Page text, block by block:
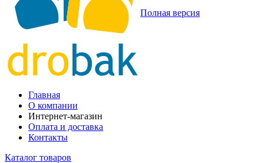
Полная версия
Главная
О компании
Интернет-магазин
Оплата и доставка
Контакты
Каталог товаров